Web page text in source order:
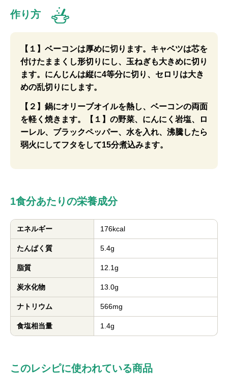
作り方
【１】ベーコンは厚めに切ります。キャベツは芯を
付けたままくし形切りにし、玉ねぎも大きめに切り
ます。にんじんは縦に4等分に切り、セロリは大き
めの乱切りにします。
【２】鍋にオリーブオイルを熱し、ベーコンの両面
を軽く焼きます。【１】の野菜、にんにく岩塩、ロ
ーレル、ブラックペッパー、水を入れ、沸騰したら
弱火にしてフタをして15分煮込みます。
1食分あたりの栄養成分
エネルギー 176kcal
たんぱく質 5.4g
脂質 12.1g
炭水化物 13.0g
ナトリウム 566mg
食塩相当量 1.4g
このレシピに使われている商品